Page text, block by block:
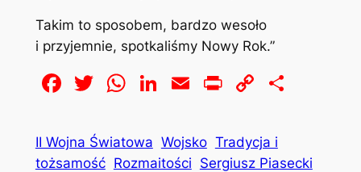
Takim to sposobem, bardzo wesoło
i przyjemnie, spotkaliśmy Nowy Rok.”
Facebook
Twitter
WhatsApp
LinkedIn
EmailPrintCopy
II Wojna Światowa Wojsko Tradycja i
tożsamość Rozmaitości Sergiusz Piasecki